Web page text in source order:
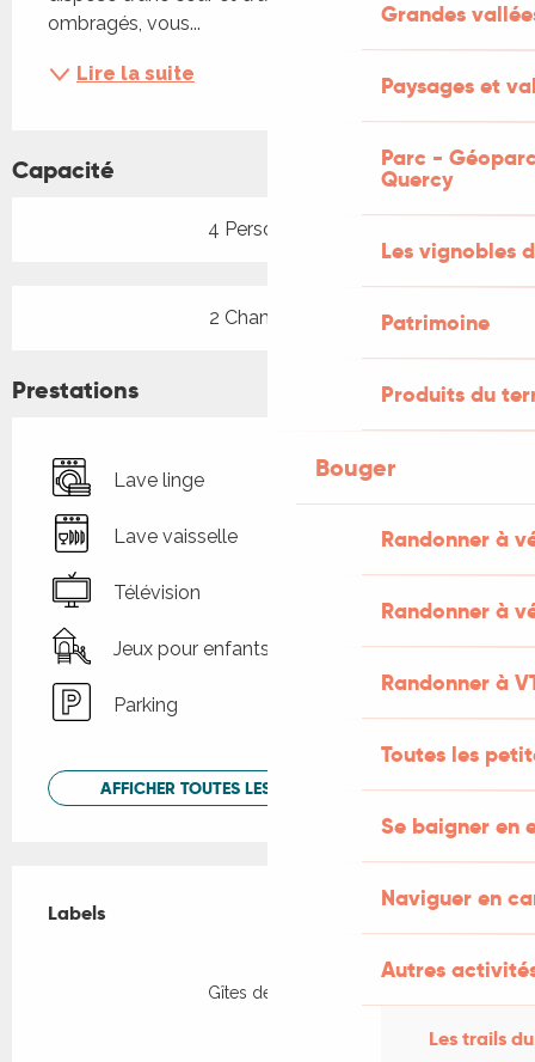
Grandes
Paysages et
Parc -
Quercy
Les vignobles
Patrimoine
Produits du
Bouger
Randonner à
Randonner à
Randonner à
Toutes les
Se baigner en
Naviguer en
Autres
Les trails
ombragés, vous...
Lire la suite
Capacité
4 Personne(s)
2 Chambre(s)
Prestations
Lave linge
Lave vaisselle
Télévision
Jeux pour enfants / Espace jeux
Parking
AFFICHER TOUTES LES PRESTATIONS
Labels
Labels
Gîtes de France